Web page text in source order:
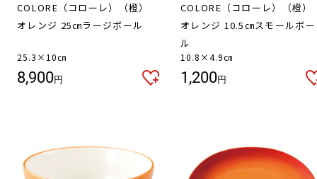
COLORE（コローレ）（橙）
オレンジ 25㎝ラージボール
25.3×10㎝
8,900円
COLORE（コローレ）（橙）
オレンジ 10.5㎝スモールボー
ル
10.8×4.9㎝
1,200円